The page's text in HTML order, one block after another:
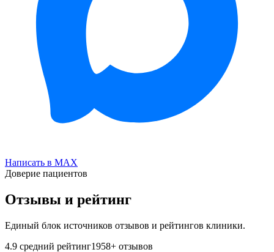
Написать в MAX
Доверие пациентов
Отзывы и рейтинг
Единый блок источников отзывов и рейтингов клиники.
4.9 средний рейтинг1958+ отзывов